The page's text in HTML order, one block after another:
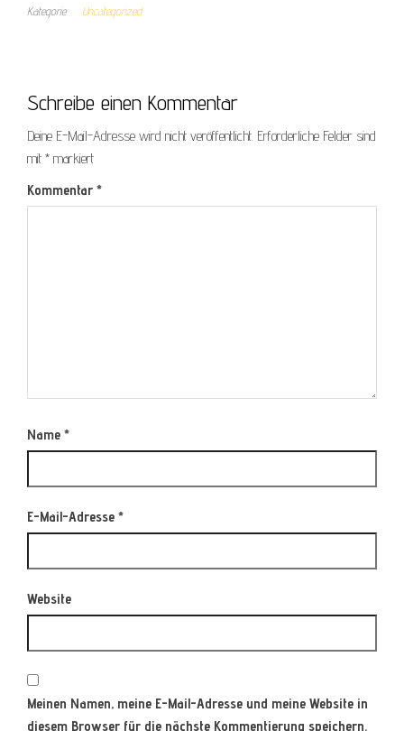
Kategorie Uncategorized
Schreibe einen Kommentar
Deine E-Mail-Adresse wird nicht veröffentlicht. Erforderliche Felder sind
mit * markiert
Kommentar *
Name *
E-Mail-Adresse *
Website
Meinen Namen, meine E-Mail-Adresse und meine Website in
diesem Browser für die nächste Kommentierung speichern.